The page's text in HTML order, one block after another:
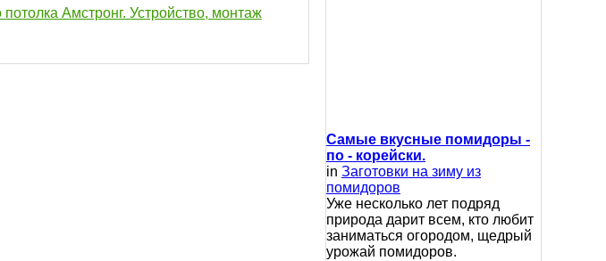
Амстронг. Устройство, монтаж
Самые вкусные помидоры -
по - корейски.
in Заготовки на зиму из
помидоров
Уже несколько лет подряд
природа дарит всем, кто любит
заниматься огородом, щедрый
урожай помидоров.